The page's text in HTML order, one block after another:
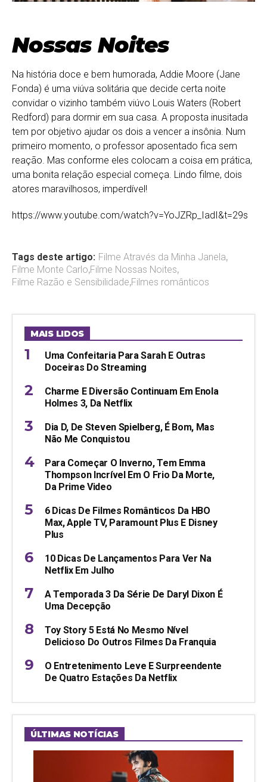
Nossas Noites
Na história doce e bem humorada, Addie Moore (Jane
Fonda) é uma viúva solitária que decide certa noite
convidar o vizinho também viúvo Louis Waters (Robert
Redford) para dormir em sua casa. A proposta inusitada
tem por objetivo ajudar os dois a vencer a insônia. Num
primeiro momento, o professor aposentado fica sem
reação. Mas conforme eles colocam a coisa em prática,
uma bonita relação especial começa. Lindo filme, dois
atores maravilhosos, imperdível!
https://www.youtube.com/watch?v=YoJZRp_IadI&t=29s
Tags deste artigo: Filme Através da Minha Janela,
Filme Monte Carlo,Filme Nossas Noites,
Filme Razão e Sensibilidade,Filmes românticos
MAIS LIDOS
Uma Confeitaria Para Sarah E Outras
Doceiras Do Streaming
Charme E Diversão Continuam Em Enola
Holmes 3, Da Netflix
Dia D, De Steven Spielberg, É Bom, Mas
Não Me Conquistou
Para Começar O Inverno, Tem Emma
Thompson Incrível Em O Frio Da Morte,
Da Prime Video
6 Dicas De Filmes Românticos Da HBO
Max, Apple TV, Paramount Plus E Disney
Plus
10 Dicas De Lançamentos Para Ver Na
Netflix Em Julho
A Temporada 3 Da Série De Daryl Dixon É
Uma Decepção
Toy Story 5 Está No Mesmo Nível
Delicioso Do Outros Filmes Da Franquia
O Entretenimento Leve E Surpreendente
De Quatro Estações Da Netflix
ÚLTIMAS NOTÍCIAS